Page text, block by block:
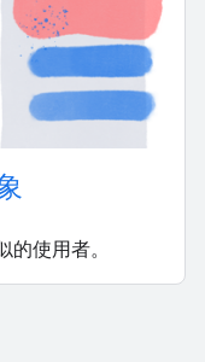
使用者。